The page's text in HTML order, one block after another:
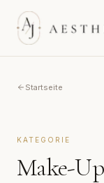
Startseite
KATEGORIE
Make-Up